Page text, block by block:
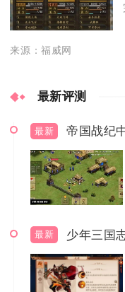
来源：福威网
最新评测
最新 帝国战纪
最新 少年三国